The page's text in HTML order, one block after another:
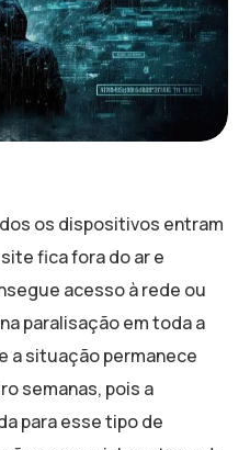
os dispositivos entram
fica fora do ar e
acesso à rede ou
paralisação em toda a
a situação permanece
semanas, pois a
para esse tipo de